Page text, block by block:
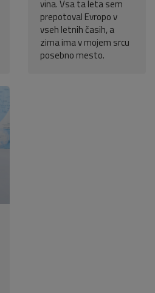
vina. Vsa ta leta sem
prepotoval Evropo v
vseh letnih časih, a
zima ima v mojem srcu
posebno mesto.